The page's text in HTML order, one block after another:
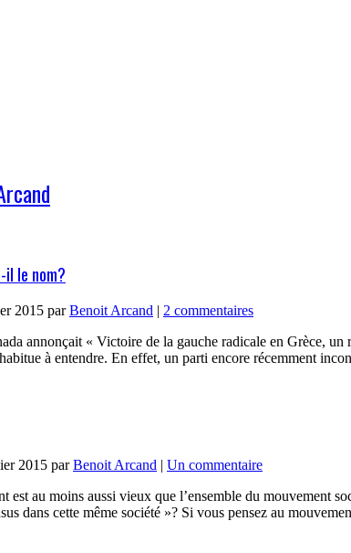
le nom?
2015 parBenoit Arcand | 2 commentaires
annonçait « Victoire de la gauche radicale en Grèce,
à entendre. En effet, un parti encore récemment
2015 parBenoit Arcand | Un commentaire
est au moins aussi vieux que l’ensemble du mouvement
dans cette même société »? Si vous pensez au